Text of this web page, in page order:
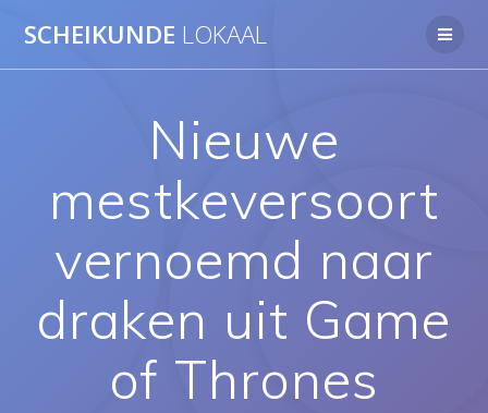
naar
SCHEIKUNDE LOKAAL
Nieuwe
mestkeversoort
vernoemd naar
draken uit Game
of Thrones